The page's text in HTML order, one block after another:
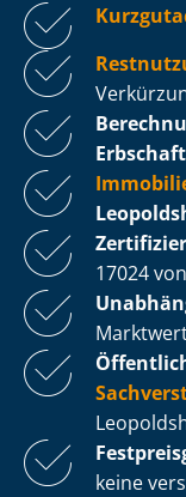
Erbschaft
17024
keine